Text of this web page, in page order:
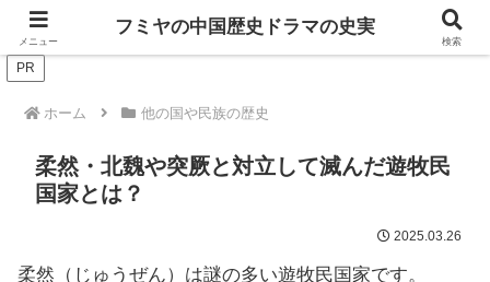
ドラマは歴史を知るともっと面白い！
PR
ホーム 他の国や民族の歴史
柔然・北魏や突厥と対立して滅んだ遊牧民
国家とは？
2025.03.26
柔然（じゅうぜん）は謎の多い遊牧民国家です。
メニュー
フミヤの中国歴史ドラマの史実
検索